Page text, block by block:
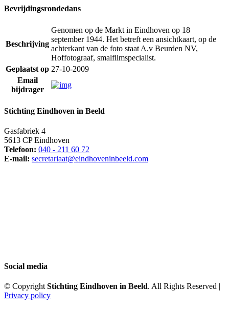
Bevrijdingsrondedans
Beschrijving
Genomen op de Markt in Eindhoven op 18
september 1944. Het betreft een ansichtkaart, op de
achterkant van de foto staat A.v Beurden NV,
Hoffotograaf, smalfilmspecialist.
Geplaatst op 27-10-2009
Email
bijdrager
Stichting Eindhoven in Beeld
Gasfabriek 4
5613 CP Eindhoven
Telefoon: 040 - 211 60 72
E-mail: secretariaat@eindhoveninbeeld.com
Social media
© Copyright Stichting Eindhoven in Beeld. All Rights Reserved |
Privacy policy